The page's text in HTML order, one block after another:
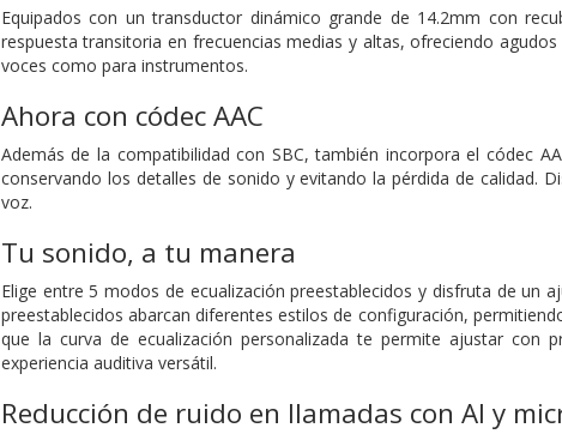
Equipados con un transductor dinámico grande de 14.2mm con
respuesta transitoria en frecuencias medias y altas, ofreciendo
voces como para instrumentos.
Ahora con códec AAC
Además de la compatibilidad con SBC, también incorpora el códec
conservando los detalles de sonido y evitando la pérdida de calidad.
voz.
Tu sonido, a tu manera
Elige entre 5 modos de ecualización preestablecidos y disfruta de un
preestablecidos abarcan diferentes estilos de configuración,
que la curva de ecualización personalizada te permite ajustar con
experiencia auditiva versátil.
Reducción de ruido en llamadas con AI y